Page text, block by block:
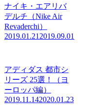
ナイキ・エアリバ
デルチ（Nike Air
Revaderchi）
2019.01.21 2019.09.01
アディダス 都市シ
リーズ 25選！（ヨ
ーロッパ編）
2019.11.142020.01.23